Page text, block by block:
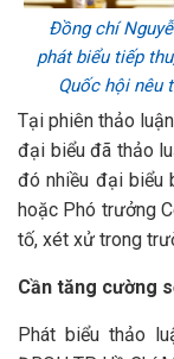
Đồng chí
phát biểu tiếp
Quốc hội nêu
Tại phiên thảo
đại biểu đã thảo
đó nhiều đại biểu
hoặc Phó trưởng
tố, xét xử trong
Cần tăng cường
Phát biểu thảo